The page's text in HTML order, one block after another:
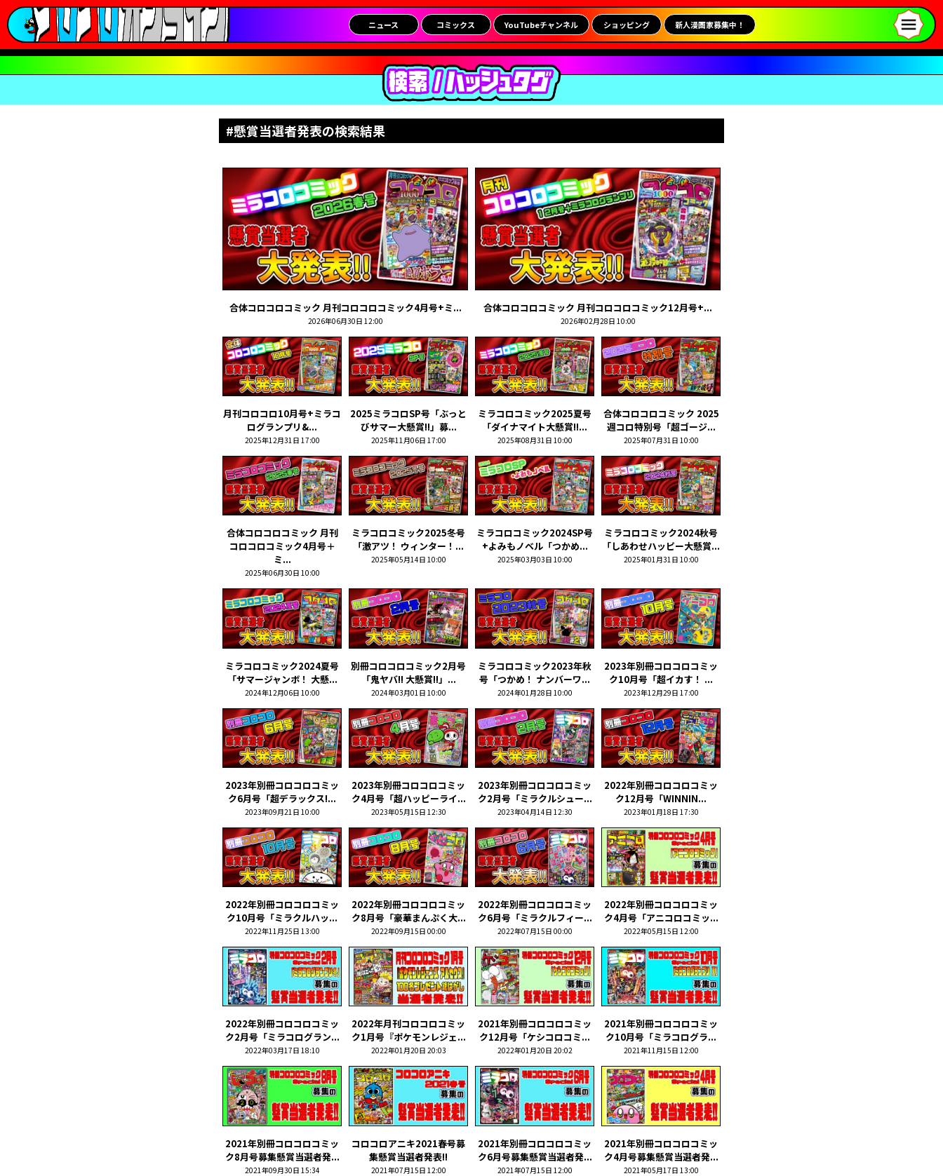
ニュース コミックス YouTubeチャンネル ショッピング 新人漫画家募集中！
#懸賞当選者発表の検索結果
合体コロコロコミック 月刊コロコロコミック4月号+ミ...
2026年06月30日 12:00
合体コロコロコミック 月刊コロコロコミック12月号+...
2026年02月28日 10:00
月刊コロコロ10月号+ミラコ
ログランプリ&...
2025年12月31日 17:00
2025ミラコロSP号「ぶっと
びサマー大懸賞!!」募...
2025年11月06日 17:00
ミラコロコミック2025夏号
「ダイナマイト大懸賞!!...
2025年08月31日 10:00
合体コロコロコミック 2025
週コロ特別号「超ゴージ...
2025年07月31日 10:00
合体コロコロコミック 月刊
コロコロコミック4月号＋
ミ...
2025年06月30日 10:00
ミラコロコミック2025冬号
「激アツ！ ウィンター！...
2025年05月14日 10:00
ミラコロコミック2024SP号
+よみもノベル「つかめ...
2025年03月03日 10:00
ミラコロコミック2024秋号
「しあわせハッピー大懸賞...
2025年01月31日 10:00
ミラコロコミック2024夏号
「サマージャンボ！ 大懸...
2024年12月06日 10:00
別冊コロコロコミック2月号
「鬼ヤバ!! 大懸賞!!」...
2024年03月01日 10:00
ミラコロコミック2023年秋
号「つかめ！ ナンバーワ...
2024年01月28日 10:00
2023年別冊コロコロコミッ
ク10月号「超イカす！ ...
2023年12月29日 17:00
2023年別冊コロコロコミッ
ク6月号「超デラックス!...
2023年09月21日 10:00
2023年別冊コロコロコミッ
ク4月号「超ハッピーライ...
2023年05月15日 12:30
2023年別冊コロコロコミッ
ク2月号「ミラクルシュー...
2023年04月14日 12:30
2022年別冊コロコロコミッ
ク12月号「WINNIN...
2023年01月18日 17:30
2022年別冊コロコロコミッ
ク10月号「ミラクルハッ...
2022年11月25日 13:00
2022年別冊コロコロコミッ
ク8月号「豪華まんぷく大...
2022年09月15日 00:00
2022年別冊コロコロコミッ
ク6月号「ミラクルフィー...
2022年07月15日 00:00
2022年別冊コロコロコミッ
ク4月号「アニコロコミッ...
2022年05月15日 12:00
2022年別冊コロコロコミッ
ク2月号「ミラコログラン...
2022年03月17日 18:10
2022年月刊コロコロコミッ
ク1月号『ポケモンレジェ...
2022年01月20日 20:03
2021年別冊コロコロコミッ
ク12月号「ケシコロコミ...
2022年01月20日 20:02
2021年別冊コロコロコミッ
ク10月号「ミラコログラ...
2021年11月15日 12:00
2021年別冊コロコロコミッ
ク8月号募集懸賞当選者発...
2021年09月30日 15:34
コロコロアニキ2021春号募
集懸賞当選者発表!!
2021年07月15日 12:00
2021年別冊コロコロコミッ
ク6月号募集懸賞当選者発...
2021年07月15日 12:00
2021年別冊コロコロコミッ
ク4月号募集懸賞当選者発...
2021年05月17日 13:00